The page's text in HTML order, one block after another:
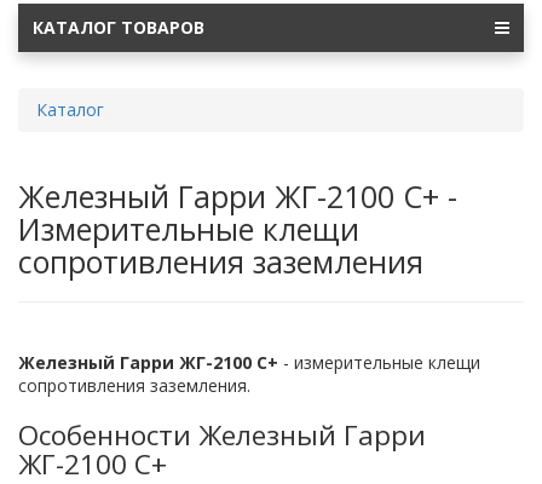
КАТАЛОГ ТОВАРОВ
Каталог
Железный Гарри ЖГ-2100 C+ -
Измерительные клещи
сопротивления заземления
Железный Гарри ЖГ-2100 C+ - измерительные клещи
сопротивления заземления.
Особенности Железный Гарри
ЖГ-2100 C+